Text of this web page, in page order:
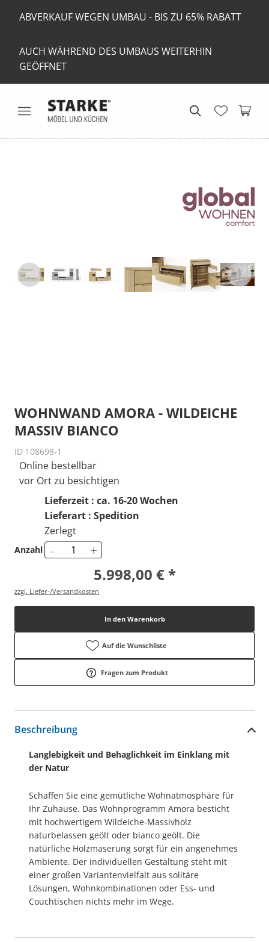
ABVERKAUF WEGEN UMBAU - BIS ZU 65% RABATT
AUCH WÄHREND DES UMBAUS WEITERHIN
GEÖFFNET
WOHNWAND AMORA - WILDEICHE
MASSIV BIANCO
ID 108698-1
Online bestellbar
vor Ort zu besichtigen
Lieferzeit : ca. 16-20 Wochen
Lieferart : Spedition
Zerlegt
Anzahl - +
5.998,00 € *
zzgl. Liefer-/Versandkosten
In den Warenkorb
Auf die Wunschliste
Fragen zum Produkt
Beschreibung
Langlebigkeit und Behaglichkeit im Einklang mit
der Natur
Schaffen Sie eine gemütliche Wohnatmosphäre für
Ihr Zuhause. Das Wohnprogramm Amora besticht
mit hochwertigem Wildeiche-Massivholz
naturbelassen geölt oder bianco geölt. Die
natürliche Holzmaserung sorgt für ein angenehmes
Ambiente. Der individuellen Gestaltung steht mit
einer großen Variantenvielfalt aus solitäre
Lösungen, Wohnkombinationen oder Ess- und
Couchtischen nichts mehr im Wege.